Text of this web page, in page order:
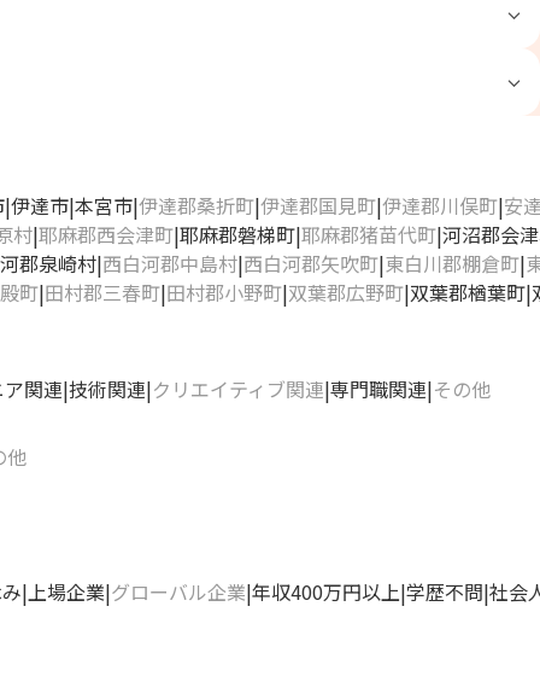
伊達市 本宮市 伊達郡桑折町 伊達郡国見町 伊達郡川俣町 安
村 耶麻郡西会津町 耶麻郡磐梯町 耶麻郡猪苗代町 河沼郡会
郡泉崎村 西白河郡中島村 西白河郡矢吹町 東白川郡棚倉町
町 田村郡三春町 田村郡小野町 双葉郡広野町 双葉郡楢葉町
関連 技術関連 クリエイティブ関連 専門職関連 その他
他
上場企業 グローバル企業 年収400万円以上 学歴不問 社会